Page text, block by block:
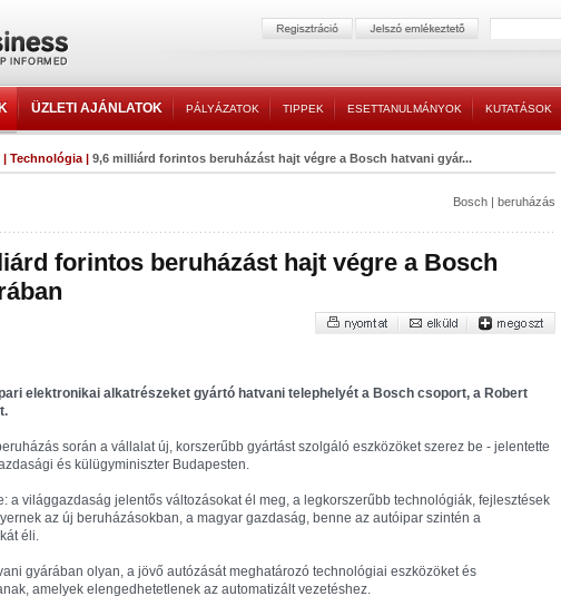
ÜZLETI AJÁNLATOK PÁLYÁZATOK TIPPEK ESETTANULMÁNYOK KUTATÁSOK
| Technológia | 9,6 milliárd forintos beruházást hajt végre a Bosch hatvani gyár...
Bosch | beruházás
forintos beruházást hajt végre a Bosch
elektronikai alkatrészeket gyártó hatvani telephelyét a Bosch csoport, a Robert
során a vállalat új, korszerűbb gyártást szolgáló eszközöket szerez be - jelentette
és külügyminiszter Budapesten.
a világgazdaság jelentős változásokat él meg, a legkorszerűbb technológiák, fejlesztések
az új beruházásokban, a magyar gazdaság, benne az autóipar szintén a
éli.
gyárában olyan, a jövő autózását meghatározó technológiai eszközöket és
amelyek elengedhetetlenek az automatizált vezetéshez.